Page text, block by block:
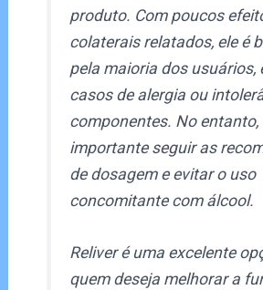
produto. Com poucos
colaterais relatados, ele é
pela maioria dos usuários,
casos de alergia ou
componentes. No entanto,
importante seguir as
de dosagem e evitar o uso
concomitante com álcool.
Reliver é uma excelente
quem deseja melhorar a